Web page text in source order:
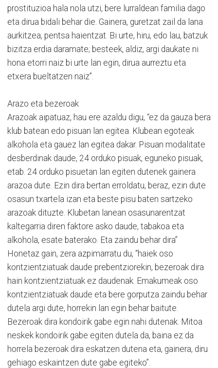
prostituzioa hala nola utzi, bere lurraldean familia dago
eta dirua bidali behar die. Gainera, guretzat zail da lana
aurkitzea, pentsa haientzat. Bi urte, hiru, edo lau, batzuk
bizitza erdia daramate; besteek, aldiz, argi daukate ni
hona etorri naiz bi urte lan egin, dirua aurreztu eta
etxera bueltatzen naiz”.
Arazo eta bezeroak
Arazoak aipatuaz, hau ere azaldu digu, “ez da gauza bera
klub batean edo pisuan lan egitea. Klubean egoteak
alkohola eta gauez lan egitea dakar. Pisuan modalitate
desberdinak daude, 24 orduko pisuak, eguneko pisuak,
etab. 24 orduko pisuetan lan egiten dutenek gainera
arazoa dute. Ezin dira bertan erroldatu, beraz, ezin dute
osasun txartela izan eta beste pisu baten sartzeko
arazoak dituzte. Klubetan lanean osasunarentzat
kaltegarria diren faktore asko daude, tabakoa eta
alkohola, esate baterako. Eta zaindu behar dira”
Honetaz gain, zera azpimarratu du, “haiek oso
kontzientziatuak daude prebentziorekin, bezeroak dira
hain kontzientziatuak ez daudenak. Emakumeak oso
kontzientziatuak daude eta bere gorputza zaindu behar
dutela argi dute, horrekin lan egin behar baitute.
Bezeroak dira kondoirik gabe egin nahi dutenak. Mitoa
neskek kondoirik gabe egiten dutela da, baina ez da
horrela bezeroak dira eskatzen dutena eta, gainera, diru
gehiago eskaintzen dute gabe egiteko”.